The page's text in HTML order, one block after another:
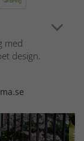
med
design.